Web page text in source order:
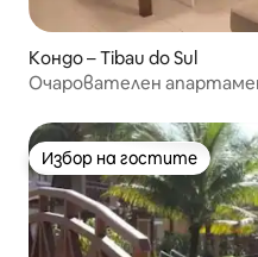
Кондо – Tibau do Sul
Очарователен
Избор на гостите
Избор на гостите